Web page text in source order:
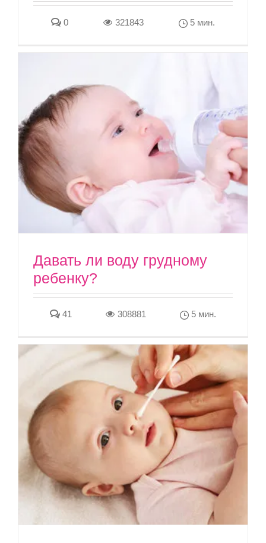
0 321843 5 мин.
Давать ли воду грудному
ребенку?
41 308881 5 мин.